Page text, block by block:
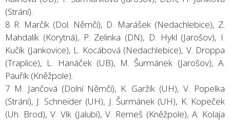
(Strání).
8 R. Marčík (Dol. Němčí), D. Marášek (Nedachlebice), Z.
Mahdalík (Korytná), P. Zelinka (DN), D. Hykl (Jarošov), I.
Kučík (Jankovice), L. Kocábová (Nedachlebice), V. Droppa
(Traplice), L. Hanáček (UB), M. Šurmánek (Jarošov), A.
Pauřík (Kněžpole).
7 M. Jančová (Dolní Němčí), K. Garžík (UH), V. Popelka
(Strání), J. Schneider (UH), J. Šurmánek (UH), K. Kopeček
(Uh. Brod), V. Vlk (Jalubí), V. Remeš (Kněžpole), A. Kolaja